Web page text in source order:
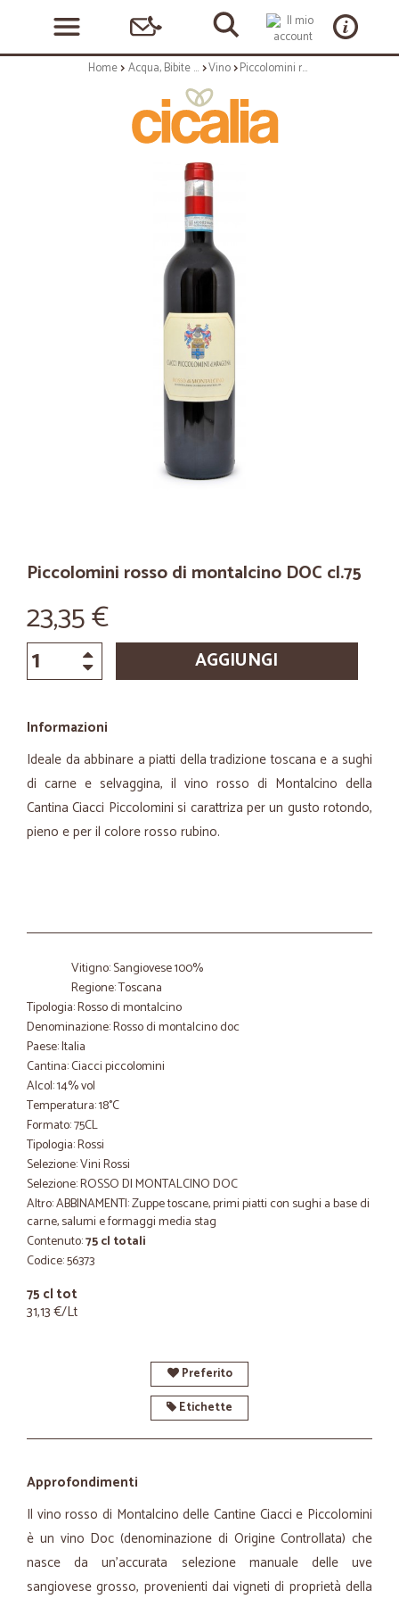
Home Acqua, Bibite e Alcolici Vino Piccolomini rosso di montalcino DOC cl.75
Piccolomini rosso di montalcino DOC cl.75
23,35 €
AGGIUNGI
Informazioni
Ideale da abbinare a piatti della tradizione toscana e a sughi
di carne e selvaggina, il vino rosso di Montalcino della
Cantina Ciacci Piccolomini si carattriza per un gusto rotondo,
pieno e per il colore rosso rubino.
Vitigno: Sangiovese 100%
Regione: Toscana
Tipologia: Rosso di montalcino
Denominazione: Rosso di montalcino doc
Paese: Italia
Cantina: Ciacci piccolomini
Alcol: 14% vol
Temperatura: 18°C
Formato: 75CL
Tipologia: Rossi
Selezione: Vini Rossi
Selezione: ROSSO DI MONTALCINO DOC
Altro: ABBINAMENTI: Zuppe toscane, primi piatti con sughi a base di
carne, salumi e formaggi media stag
Contenuto:75 cl totali
Codice: 56373
75 cl tot
31,13 €/Lt
Preferito
Etichette
Approfondimenti
Il vino rosso di Montalcino delle Cantine Ciacci e Piccolomini
è un vino Doc (denominazione di Origine Controllata) che
nasce da un'accurata selezione manuale delle uve
sangiovese grosso, provenienti dai vigneti di proprietà della